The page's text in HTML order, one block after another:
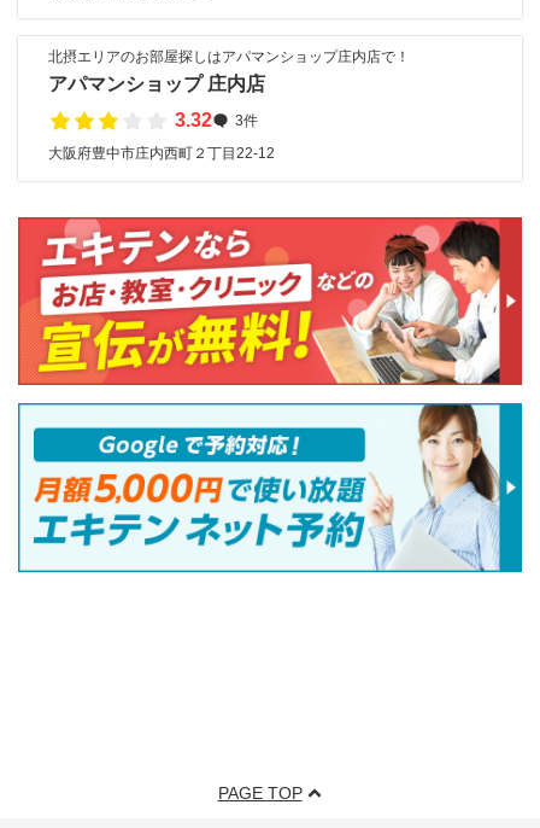
北摂エリアのお部屋探しはアパマンショップ庄内店で！
アパマンショップ 庄内店
3.32
3件
大阪府豊中市庄内西町２丁目22-12
PAGE TOP